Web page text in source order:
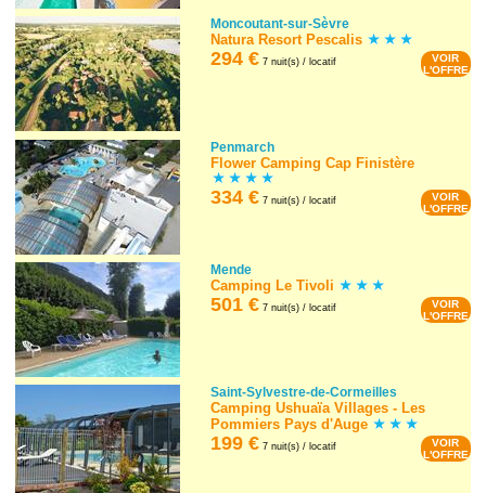
Moncoutant-sur-Sèvre
Natura Resort Pescalis
294 € 7 nuit(s) / locatif
VOIR
L'OFFRE
Penmarch
Flower Camping Cap Finistère
334 € 7 nuit(s) / locatif
VOIR
L'OFFRE
Mende
Camping Le Tivoli
501 € 7 nuit(s) / locatif
VOIR
L'OFFRE
Saint-Sylvestre-de-Cormeilles
Camping Ushuaïa Villages - Les
Pommiers Pays d'Auge
199 € 7 nuit(s) / locatif
VOIR
L'OFFRE